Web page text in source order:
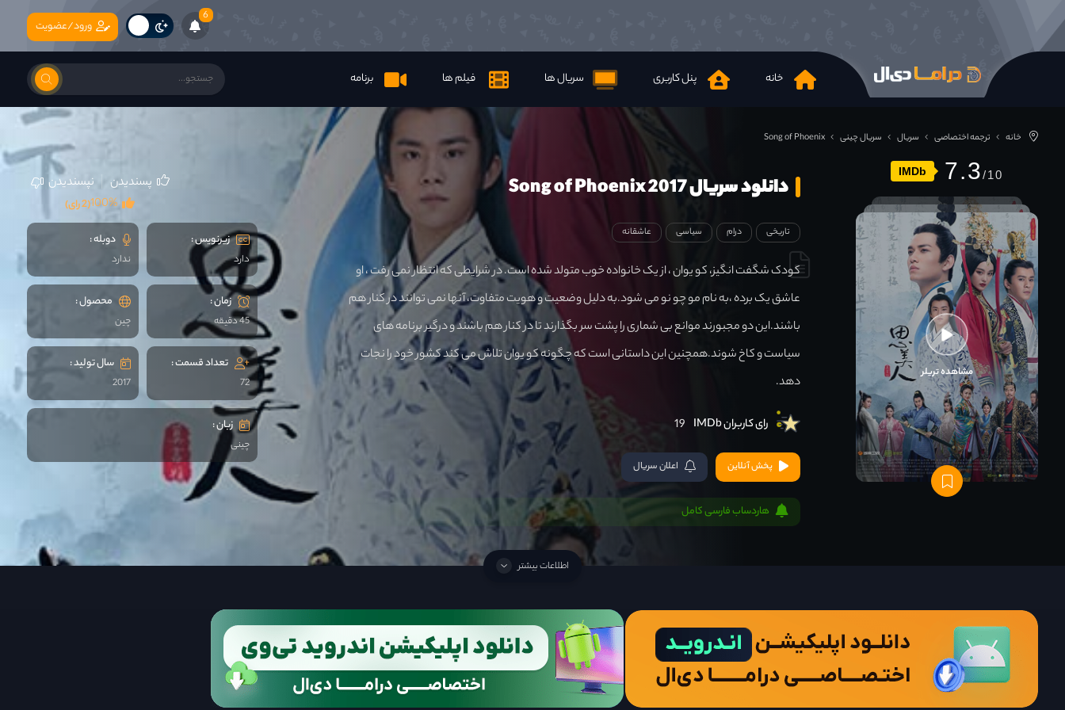
6
خانه پنل کاربری سریال ها فیلم ها برنامه
ورود/عضویت
خانه ترجمه اختصاصی سریال سریال چینی Song of Phoenix
IMDb 7.3
مشاهده تریلر
دانلود سریال Song of Phoenix 2017 پسندیدن نپسندیدن
(2 رای)100%
تاریخی درام سیاسی عاشقانه
کودک شگفت انگیز، کو یوان ، از یک خانواده خوب متولد شده است. در شرایطی که انتظار نمی رفت ، او
عاشق یک برده ،به نام مو چو نو می شود.به دلیل وضعیت و هویت متفاوت، آنها نمی توانند در کنار هم
باشند.این دو مجبورند موانع بی شماری را پشت سر بگذارند تا در کنار هم باشند و درگیر برنامه های
سیاست و کاخ شوند.همچنین این داستانی است که چگونه کو یوان تلاش می کند کشور خود را نجات
دهد.
رای کاربران IMDb 19
پخش آنلاین اعلان سریال
هاردساب فارسی کامل
زیرنویس :
دارد
دوبله :
ندارد
زمان :
45 دقیقه
محصول :
چين
تعداد قسمت :
72
سال تولید :
2017
زبان :
چینی
اطلاعات بیشتر